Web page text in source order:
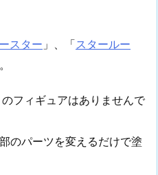
スター 」、「スタールー
のフィギュアはありませんで
のパーツを変えるだけで塗